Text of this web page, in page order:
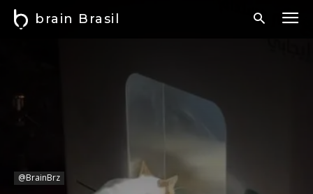
brain Brasil
@BrainBrz